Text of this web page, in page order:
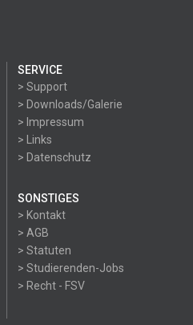
SERVICE
> Support
> Downloads/Galerie
> Impressum
> Links
> Datenschutz
SONSTIGES
> Kontakt
> AGB
> Statuten
> Studierenden-Jobs
> Recht - FSV